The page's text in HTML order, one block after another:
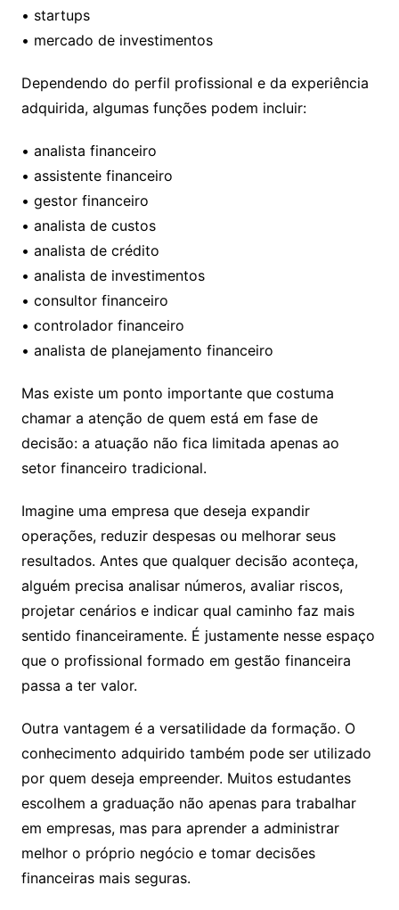
• startups
• mercado de investimentos
Dependendo do perfil profissional e da experiência
adquirida, algumas funções podem incluir:
• analista financeiro
• assistente financeiro
• gestor financeiro
• analista de custos
• analista de crédito
• analista de investimentos
• consultor financeiro
• controlador financeiro
• analista de planejamento financeiro
Mas existe um ponto importante que costuma
chamar a atenção de quem está em fase de
decisão: a atuação não fica limitada apenas ao
setor financeiro tradicional.
Imagine uma empresa que deseja expandir
operações, reduzir despesas ou melhorar seus
resultados. Antes que qualquer decisão aconteça,
alguém precisa analisar números, avaliar riscos,
projetar cenários e indicar qual caminho faz mais
sentido financeiramente. É justamente nesse espaço
que o profissional formado em gestão financeira
passa a ter valor.
Outra vantagem é a versatilidade da formação. O
conhecimento adquirido também pode ser utilizado
por quem deseja empreender. Muitos estudantes
escolhem a graduação não apenas para trabalhar
em empresas, mas para aprender a administrar
melhor o próprio negócio e tomar decisões
financeiras mais seguras.